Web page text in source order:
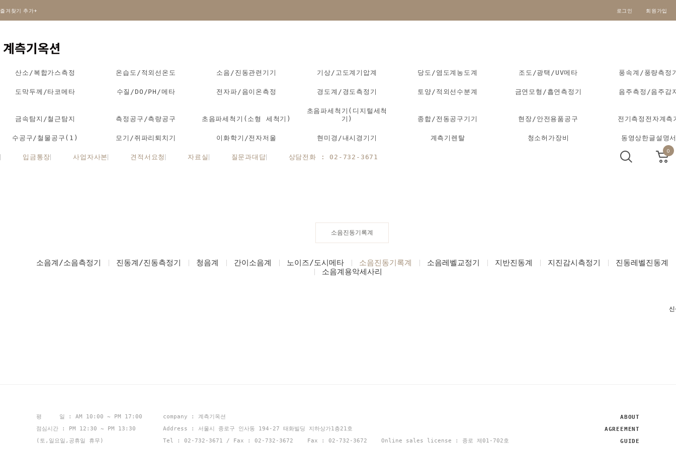
즐겨찾기 추가+ 로그인 회원가입
산소/복합가스측정 온습도/적외선온도 소음/진동관련기기 기상/고도계기압계 당도/염도계농도계 조도/광택/UV메타 풍속계/풍량측정
도막두께/타코메타 수질/DO/PH/메타 전자파/음이온측정 경도계/경도측정기 토양/적외선수분계 금연모형/흡연측정기 음주측정/음주감
금속탐지/철근탐지 측정공구/측량공구 초음파세척기(소형 세척기)
초음파세척기(디지털세척
기)
종합/전동공구기기 현장/안전용품공구 전기측정전자계측
수공구/철물공구(1) 모기/쥐파리퇴치기 이화학기/전자저울 현미경/내시경기기 계측기렌탈 청소허가장비 동영상한글설명
입금통장 사업자사본 견적서요청 자료실 질문과대답 상담전화 : 02-732-3671
0
소음진동기록계
소음계/소음측정기 진동계/진동측정기 청음계 간이소음계 노이즈/도시메타 소음진동기록계 소음레벨교정기 지반진동계 지진감시측정기
진동레벨진동계
소음계용악세사리
평 일 : AM 10:00 ~ PM 17:00
점심시간 : PM 12:30 ~ PM 13:30
(토,일요일,공휴일 휴무)
company : 계측기옥션
Address : 서울시 종로구 인사동 194-27 태화빌딩 지하상가1층21호
Tel : 02-732-3671 / Fax : 02-732-3672 Fax : 02-732-3672 Online sales license : 종로 제01-702호
ABOUT
AGREEMENT
GUIDE